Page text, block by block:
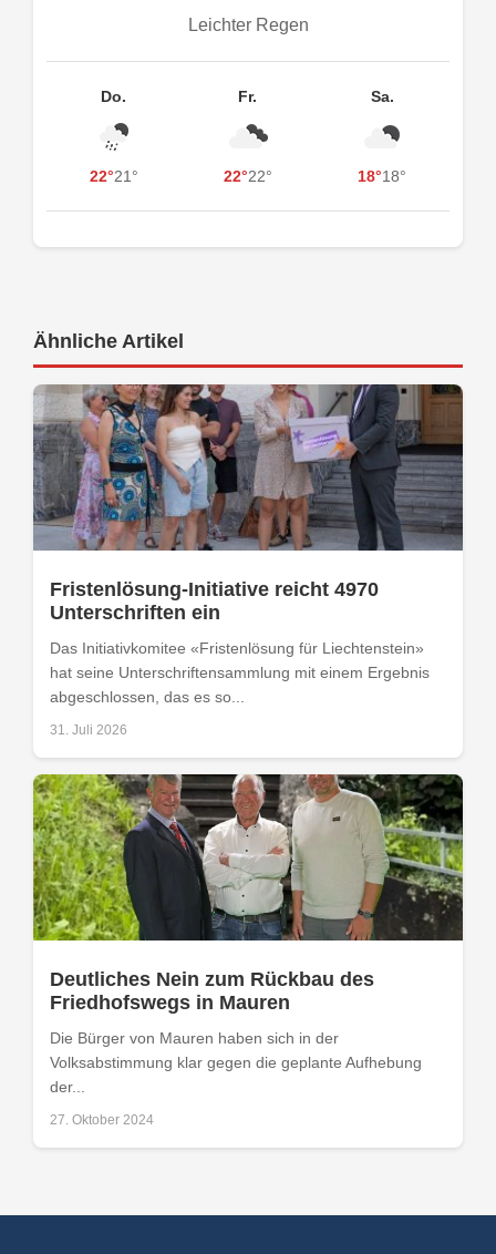
Leichter Regen
Do.
22°21°
Fr.
22°22°
Sa.
18°18°
Ähnliche Artikel
Fristenlösung-Initiative reicht 4970
Unterschriften ein
Das Initiativkomitee «Fristenlösung für Liechtenstein»
hat seine Unterschriftensammlung mit einem Ergebnis
abgeschlossen, das es so...
31. Juli 2026
Deutliches Nein zum Rückbau des
Friedhofswegs in Mauren
Die Bürger von Mauren haben sich in der
Volksabstimmung klar gegen die geplante Aufhebung
der...
27. Oktober 2024